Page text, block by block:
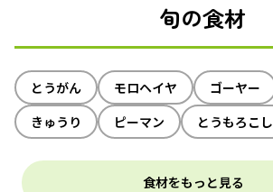
旬の食材
とうがん モロヘイヤ ゴーヤー
きゅうり
ピーマン とうもろこし
食材をもっと見る